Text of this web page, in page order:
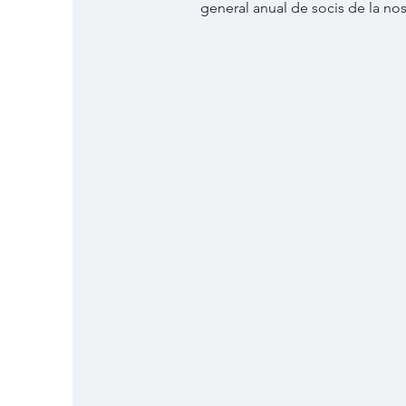
general anual de socis de la